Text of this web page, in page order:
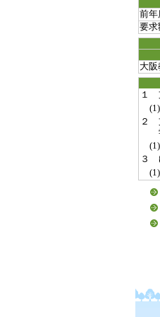
前年
要求
大
１
(1)
２
学
(1)
３
(1)